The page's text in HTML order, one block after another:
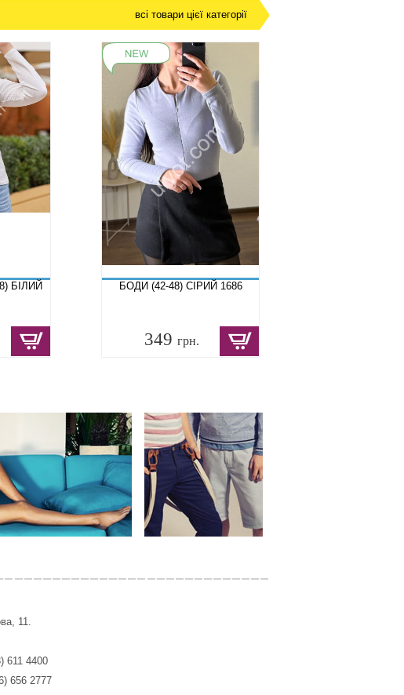
всі товари цієї категорії
БІЛИЙ
БОДИ (42-48) СІРИЙ 1686
349 грн.
11.
611 4400
656 2777